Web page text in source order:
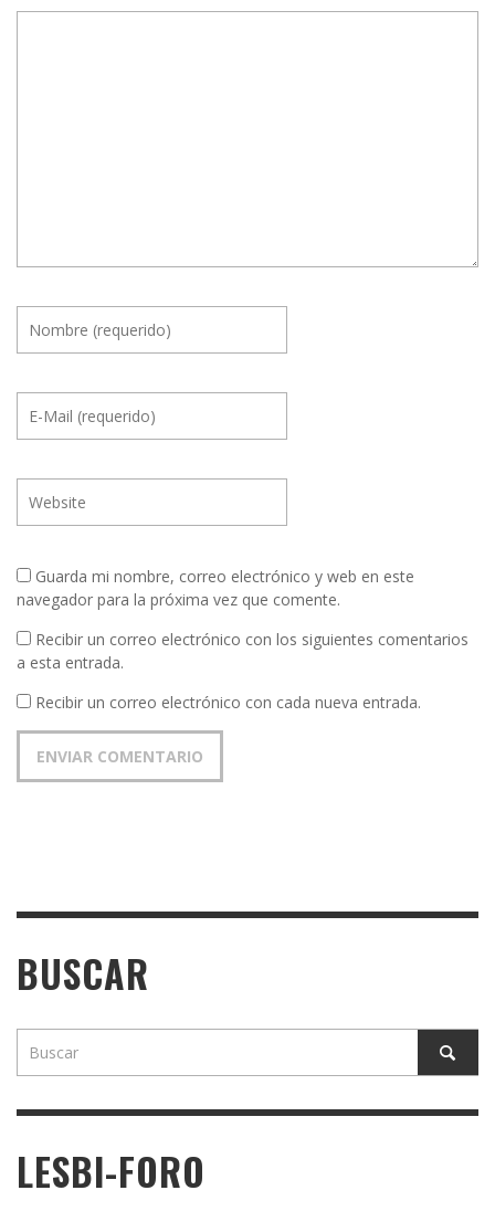
Guarda mi nombre, correo electrónico y web en este
navegador para la próxima vez que comente.
Recibir un correo electrónico con los siguientes comentarios
a esta entrada.
Recibir un correo electrónico con cada nueva entrada.
BUSCAR
LESBI-FORO